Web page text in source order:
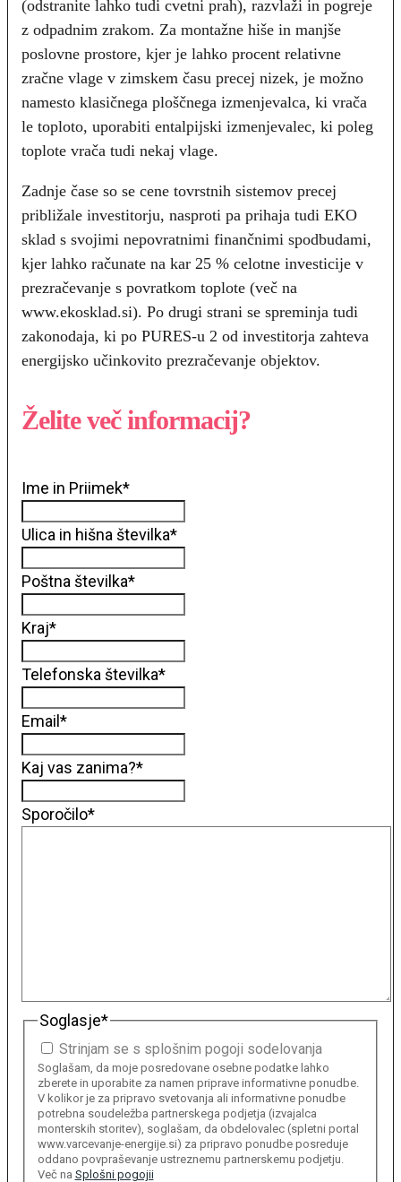
(odstranite lahko tudi cvetni prah), razvlaži in pogreje
z odpadnim zrakom. Za montažne hiše in manjše
poslovne prostore, kjer je lahko procent relativne
zračne vlage v zimskem času precej nizek, je možno
namesto klasičnega ploščnega izmenjevalca, ki vrača
le toploto, uporabiti entalpijski izmenjevalec, ki poleg
toplote vrača tudi nekaj vlage.
Zadnje čase so se cene tovrstnih sistemov precej
približale investitorju, nasproti pa prihaja tudi EKO
sklad s svojimi nepovratnimi finančnimi spodbudami,
kjer lahko računate na kar 25 % celotne investicije v
prezračevanje s povratkom toplote (več na
www.ekosklad.si). Po drugi strani se spreminja tudi
zakonodaja, ki po PURES-u 2 od investitorja zahteva
energijsko učinkovito prezračevanje objektov.
Želite več informacij?
Ime in Priimek*
Ulica in hišna številka*
Poštna številka*
Kraj*
Telefonska številka*
Email *
Kaj vas zanima?*
Sporočilo*
Soglasje*
Strinjam se s splošnim pogoji sodelovanja
Soglašam, da moje posredovane osebne podatke lahko
zberete in uporabite za namen priprave informativne ponudbe.
V kolikor je za pripravo svetovanja ali informativne ponudbe
potrebna soudeležba partnerskega podjetja (izvajalca
monterskih storitev), soglašam, da obdelovalec (spletni portal
www.varcevanje-energije.si) za pripravo ponudbe posreduje
oddano povpraševanje ustreznemu partnerskemu podjetju.
Več na Splošni pogojii